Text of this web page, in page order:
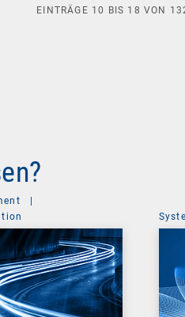
EINTRÄGE 10 BIS 18 VON
|